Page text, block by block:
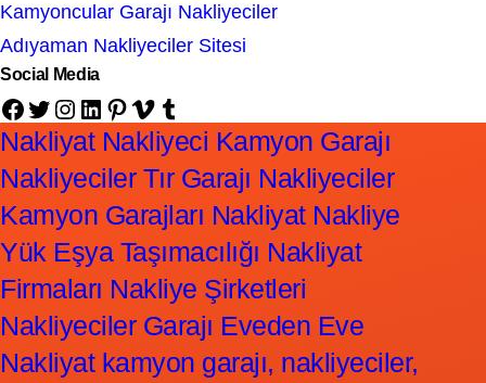
Kamyoncular Garajı Nakliyeciler
Adıyaman Nakliyeciler Sitesi
Social Media
Facebook Twitter Instagram LinkedIn Pinterest Vimeo Tumblr
Nakliyat Nakliyeci Kamyon Garajı
Nakliyeciler Tır Garajı Nakliyeciler
Kamyon Garajları Nakliyat Nakliye
Yük Eşya Taşımacılığı Nakliyat
Firmaları Nakliye Şirketleri
Nakliyeciler Garajı Eveden Eve
Nakliyat kamyon garajı, nakliyeciler,